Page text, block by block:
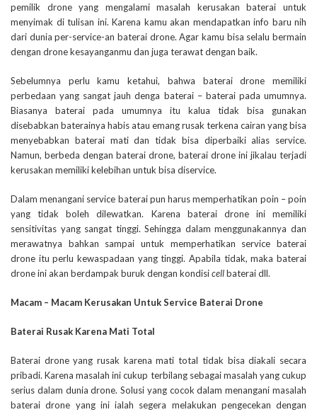
pemilik drone yang mengalami masalah kerusakan baterai untuk
menyimak di tulisan ini. Karena kamu akan mendapatkan info baru nih
dari dunia per-service-an baterai drone. Agar kamu bisa selalu bermain
dengan drone kesayanganmu dan juga terawat dengan baik.
Sebelumnya perlu kamu ketahui, bahwa baterai drone memiliki
perbedaan yang sangat jauh denga baterai – baterai pada umumnya.
Biasanya baterai pada umumnya itu kalua tidak bisa gunakan
disebabkan baterainya habis atau emang rusak terkena cairan yang bisa
menyebabkan baterai mati dan tidak bisa diperbaiki alias service.
Namun, berbeda dengan baterai drone, baterai drone ini jikalau terjadi
kerusakan memiliki kelebihan untuk bisa diservice.
Dalam menangani service baterai pun harus memperhatikan poin – poin
yang tidak boleh dilewatkan. Karena baterai drone ini memiliki
sensitivitas yang sangat tinggi. Sehingga dalam menggunakannya dan
merawatnya bahkan sampai untuk memperhatikan service baterai
drone itu perlu kewaspadaan yang tinggi. Apabila tidak, maka baterai
drone ini akan berdampak buruk dengan kondisicellbaterai dll.
Macam – Macam Kerusakan Untuk Service Baterai Drone
Baterai Rusak Karena Mati Total
Baterai drone yang rusak karena mati total tidak bisa diakali secara
pribadi. Karena masalah ini cukup terbilang sebagai masalah yang cukup
serius dalam dunia drone. Solusi yang cocok dalam menangani masalah
baterai drone yang ini ialah segera melakukan pengecekan dengan